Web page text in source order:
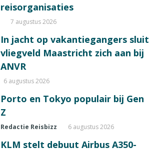
reisorganisaties
7 augustus 2026
In jacht op vakantiegangers sluit
vliegveld Maastricht zich aan bij
ANVR
6 augustus 2026
Porto en Tokyo populair bij Gen
Z
Redactie Reisbizz 6 augustus 2026
KLM stelt debuut Airbus A350-